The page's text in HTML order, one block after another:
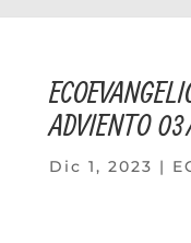
ADVIENTO
Dic 1, 2023 |